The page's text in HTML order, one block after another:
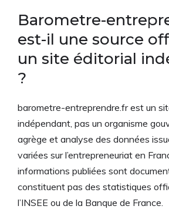
Barometre-
est-il une source
un site éditorial
?
barometre-entreprendre.fr est un
indépendant, pas un organisme
agrège et analyse des données
variées sur l’entrepreneuriat en
informations publiées sont
constituent pas des statistiques
l’INSEE ou de la Banque de France.